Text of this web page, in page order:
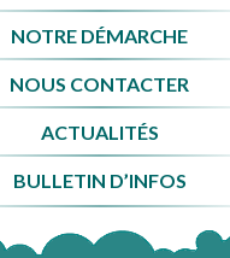
NOTRE DÉMARCHE
NOUS CONTACTER
ACTUALITÉS
BULLETIN D’INFOS